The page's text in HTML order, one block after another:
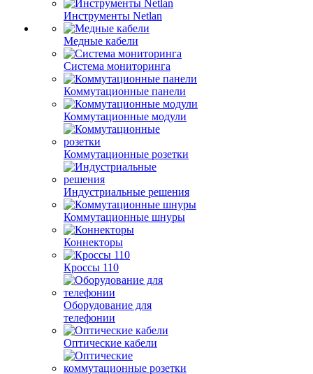
Инструменты Netlan
Медные кабели
Система мониторинга
Коммутационные панели
Коммутационные модули
Коммутационные розетки
Индустриальные решения
Коммутационные шнуры
Коннекторы
Кроссы 110
Оборудование для
телефонии
Оптические кабели